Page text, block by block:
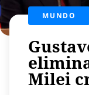
Vida
Mundo
Más
Virales
Tecnología
MUNDO
Milei